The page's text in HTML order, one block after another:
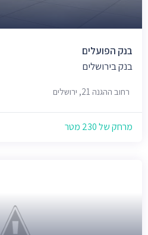
בנק הפועלים
בנק בירושלים
רחוב ההגנה 21, ירושלים
מרחק של 230 מטר